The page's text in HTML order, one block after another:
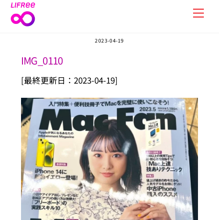
Skip
2023-04-19
IMG_0110
[最終更新日：2023-04-19]